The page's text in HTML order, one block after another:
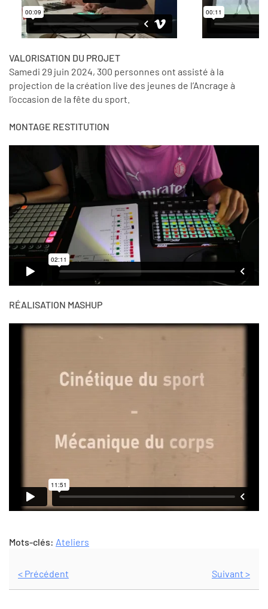
VALORISATION DU PROJET
Samedi 29 juin 2024, 300 personnes ont assisté à la
projection de la création live des jeunes de l’Ancrage à
l’occasion de la fête du sport.
MONTAGE RESTITUTION
RÉALISATION MASHUP
Mots-clés: Ateliers
< Précédent Suivant >